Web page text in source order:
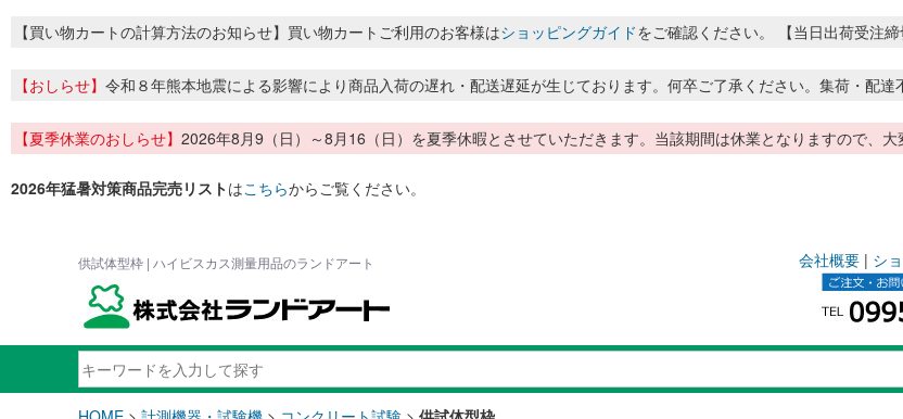
【買い物カートの計算方法のお知らせ】買い物カートご利用のお客様はショッピングガイドをご確認ください。 【当日出荷受注
【おしらせ】 令和８年熊本地震による影響により商品入荷の遅れ・配送遅延が生じております。何卒ご了承ください。集荷・配達
【夏季休業のおしらせ】 2026年8月9（日）～8月16（日）を夏季休暇とさせていただきます。当該期間は休業となりますので、
2026年猛暑対策商品完売リストはこちらからご覧ください。
供試体型枠 | ハイビスカス測量用品のランドアート 会社概要 | シ